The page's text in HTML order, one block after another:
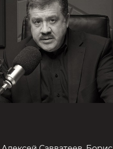
Александр
Артамонов
Военное обозрение,
НАТО, тайны Ватикана,
Франция